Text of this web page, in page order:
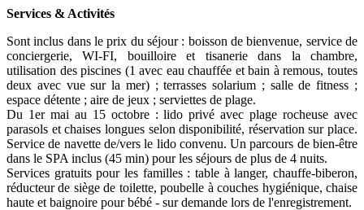
Services & Activités
Sont inclus dans le prix du séjour : boisson de bienvenue, service de
conciergerie, WI-FI, bouilloire et tisanerie dans la chambre,
utilisation des piscines (1 avec eau chauffée et bain à remous, toutes
deux avec vue sur la mer) ; terrasses solarium ; salle de fitness ;
espace détente ; aire de jeux ; serviettes de plage.
Du 1er mai au 15 octobre : lido privé avec plage rocheuse avec
parasols et chaises longues selon disponibilité, réservation sur place.
Service de navette de/vers le lido convenu. Un parcours de bien-être
dans le SPA inclus (45 min) pour les séjours de plus de 4 nuits.
Services gratuits pour les familles : table à langer, chauffe-biberon,
réducteur de siège de toilette, poubelle à couches hygiénique, chaise
haute et baignoire pour bébé - sur demande lors de l'enregistrement.